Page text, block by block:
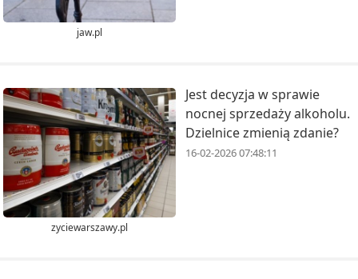
jaw.pl
zyciewarszawy.pl
Jest decyzja w sprawie
nocnej sprzedaży alkoholu.
Dzielnice zmienią zdanie?
16-02-2026 07:48:11